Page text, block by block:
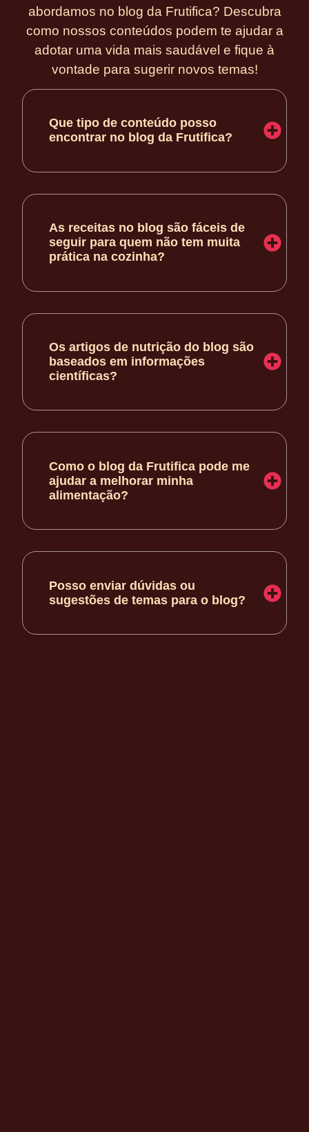
abordamos no blog da Frutifica? Descubra
como nossos conteúdos podem te ajudar a
adotar uma vida mais saudável e fique à
vontade para sugerir novos temas!
Que tipo de conteúdo posso
encontrar no blog da Frutifica?
As receitas no blog são fáceis de
seguir para quem não tem muita
prática na cozinha?
Os artigos de nutrição do blog são
baseados em informações
científicas?
Como o blog da Frutifica pode me
ajudar a melhorar minha
alimentação?
Posso enviar dúvidas ou
sugestões de temas para o blog?